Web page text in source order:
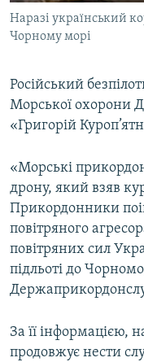
ІНФОГРАФІКА
ДОЛУЧАЙСЯ!
Усі сайти RFE/RL
Наразі український
Чорному морі
Російський
Морської охорони
«Григорій
«Морські
дрону, який взяв
Прикордонники
повітряного
повітряних сил
підльоті до
За її інформацією,
продовжує нести